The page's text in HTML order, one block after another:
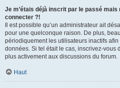
Je m’étais déjà inscrit par le passé
connecter ?!
Il est possible qu’un administrateur ait
pour une quelconque raison. De plus,
périodiquement les utilisateurs inactifs
données. Si tel était le cas, inscrivez-vous
plus activement aux discussions du forum.
Haut